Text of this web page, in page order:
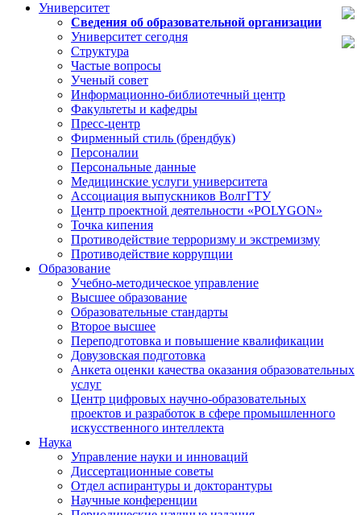
Университет
Сведения об образовательной организации
Университет сегодня
Структура
Частые вопросы
Ученый совет
Информационно-библиотечный центр
Факультеты и кафедры
Пресс-центр
Фирменный стиль (брендбук)
Персоналии
Персональные данные
Медицинские услуги университета
Ассоциация выпускников ВолгГТУ
Центр проектной деятельности «POLYGON»
Точка кипения
Противодействие терроризму и экстремизму
Противодействие коррупции
Образование
Учебно-методическое управление
Высшее образование
Образовательные стандарты
Второе высшее
Переподготовка и повышение квалификации
Довузовская подготовка
Анкета оценки качества оказания образовательных
услуг
Центр цифровых научно-образовательных
проектов и разработок в сфере промышленного
искусственного интеллекта
Наука
Управление науки и инноваций
Диссертационные советы
Отдел аспирантуры и докторантуры
Научные конференции